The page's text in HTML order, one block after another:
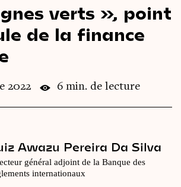
3,14
verts », point
de la finance
2022 6 min. de lecture
Awazu Pereira Da Silva
général adjoint de la Banque des
internationaux